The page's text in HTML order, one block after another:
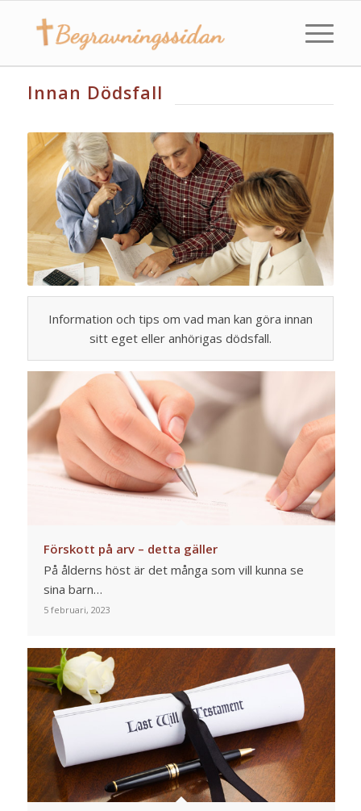
Innan Dödsfall
Information och tips om vad man kan göra innan
sitt eget eller anhörigas dödsfall.
Förskott på arv – detta gäller
På ålderns höst är det många som vill kunna se
sina barn…
5 februari, 2023